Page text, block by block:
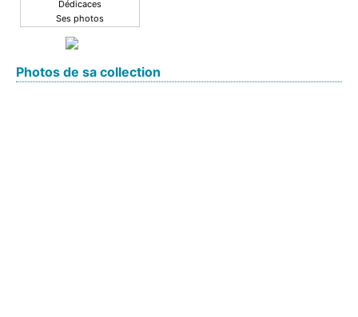
Dédicaces
Ses photos
Photos de sa collection